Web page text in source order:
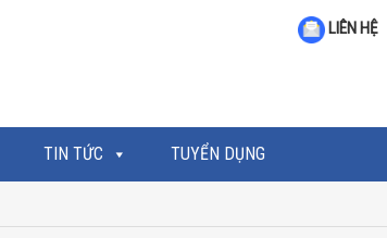
LIÊN HỆ
TIN TỨC TUYỂN DỤNG